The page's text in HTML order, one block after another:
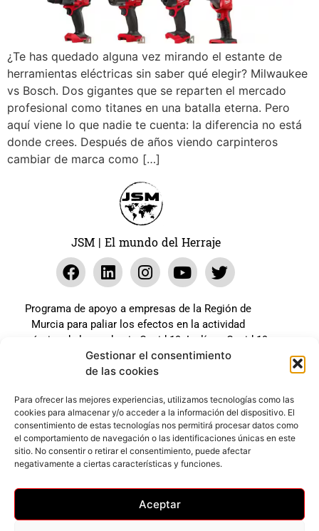
Gestionar el consentimiento
de las cookies
Para ofrecer las mejores experiencias, utilizamos tecnologías como las
cookies para almacenar y/o acceder a la información del dispositivo. El
consentimiento de estas tecnologías nos permitirá procesar datos como
el comportamiento de navegación o las identificaciones únicas en este
sitio. No consentir o retirar el consentimiento, puede afectar
negativamente a ciertas características y funciones.
Aceptar
¿Te has quedado alguna vez mirando el estante de
herramientas eléctricas sin saber qué elegir? Milwaukee
vs Bosch. Dos gigantes que se reparten el mercado
profesional como titanes en una batalla eterna. Pero
aquí viene lo que nadie te cuenta: la diferencia no está
donde crees. Después de años viendo carpinteros
cambiar de marca como […]
JSM | El mundo del Herraje
Programa de apoyo a empresas de la Región de
Murcia para paliar los efectos en la actividad
económica de la pandemia Covid-19. La línea Covid-19
coste cero cofinanciada por la unión europea.
Expediente: 2020.07.COSI.0483
Web desarrollada gracias al Programa Kit Digital
Cofinanciado por los Fondos Next Generation (EU) del